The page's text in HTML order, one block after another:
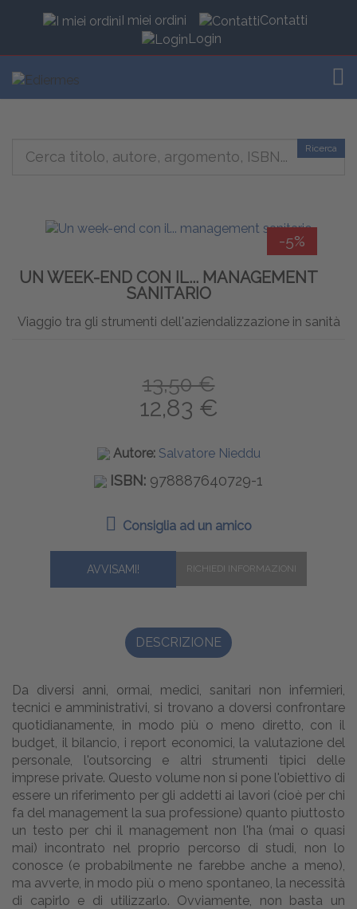
I miei ordini
Contatti
Login
Ricerca
-5%
UN WEEK-END CON IL... MANAGEMENT
SANITARIO
Viaggio tra gli strumenti dell'aziendalizzazione in sanità
13,50 €
12,83 €
Autore: Salvatore Nieddu
ISBN: 978887640729-1
Consiglia ad un amico
AVVISAMI!
DESCRIZIONE
Da diversi anni, ormai, medici, sanitari non infermieri,
tecnici e amministrativi, si trovano a doversi confrontare
quotidianamente, in modo più o meno diretto, con il
budget, il bilancio, i report economici, la valutazione del
personale, l'outsorcing e altri strumenti tipici delle
imprese private. Questo volume non si pone l'obiettivo di
essere un riferimento per gli addetti ai lavori (cioè per chi
fa del management la sua professione) quanto piuttosto
un testo per chi il management non l'ha (mai o quasi
mai) incontrato nel proprio percorso di studi, non lo
conosce (e probabilmente ne farebbe anche a meno),
ma avverte, in modo più o meno spontaneo, la necessità
di capirlo e di utilizzarlo. Ovviamente, non basta un